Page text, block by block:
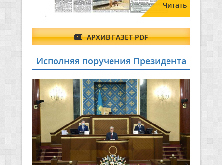
Читать
АРХИВ ГАЗЕТ PDF
Исполняя поручения Президента